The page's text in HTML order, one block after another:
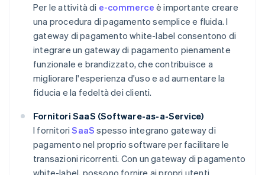
Per le attività di e-commerce è importante creare
una procedura di pagamento semplice e fluida. I
gateway di pagamento white-label consentono di
integrare un gateway di pagamento pienamente
funzionale e brandizzato, che contribuisce a
migliorare l'esperienza d'uso e ad aumentare la
fiducia e la fedeltà dei clienti.
Fornitori SaaS (Software-as-a-Service)
I fornitoriSaaS spesso integrano gateway di
pagamento nel proprio software per facilitare le
transazioni ricorrenti. Con un gateway di pagamento